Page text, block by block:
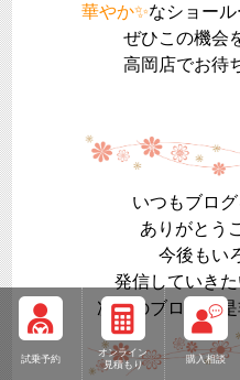
試乗予約
オンライン
見積もり
購入相談
華やか✨なショー
ぜひこの機会
高岡店でお待
いつもブロ
ありがとう
今後もい
発信していき
次回のブログも